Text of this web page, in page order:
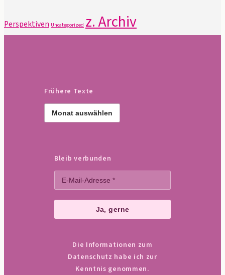
Perspektiven Uncategorized z. Archiv
Frühere Texte
Frühere
Texte
Bleib verbunden
Die Informationen zum
Datenschutz habe ich zur
Kenntnis genommen.